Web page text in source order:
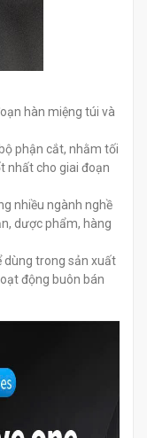
hàn miệng túi và
phận cắt, nhằm tối
nhất cho giai đoạn
nhiều ngành nghề
dược phẩm, hàng
dùng trong sản xuất
động buôn bán